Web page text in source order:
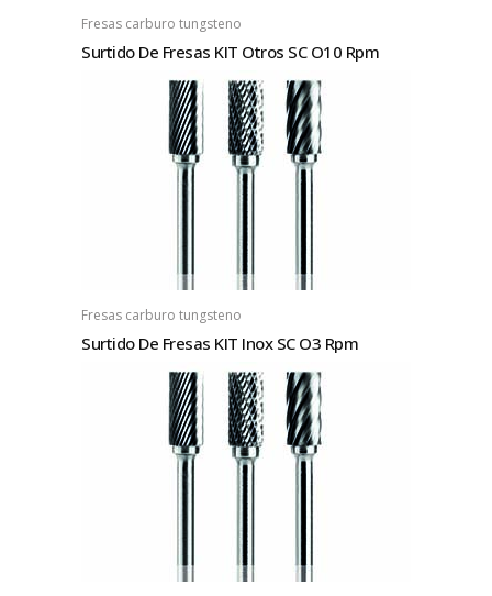
Fresas carburo tungsteno
Surtido De Fresas KIT Otros SC O10 Rpm
Fresas carburo tungsteno
Surtido De Fresas KIT Inox SC O3 Rpm